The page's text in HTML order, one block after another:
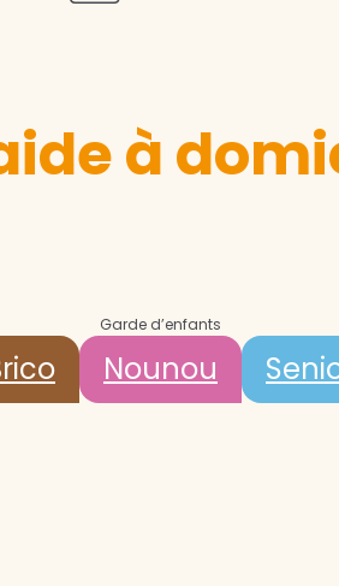
à
Garde d’enfants
Nounou